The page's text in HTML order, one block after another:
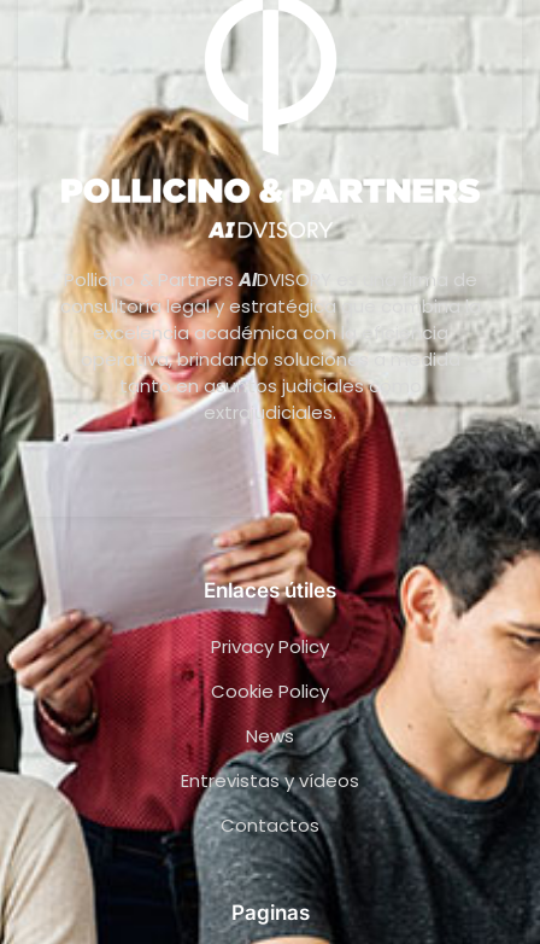
Pollicino & PartnersAIDVISORY es una firma de
consultoría legal y estratégica que combina la
excelencia académica con la eficiencia
operativa, brindando soluciones a medida
tanto en asuntos judiciales como
extrajudiciales.
Enlaces útiles
Privacy Policy
Cookie Policy
News
Entrevistas y vídeos
Contactos
Paginas